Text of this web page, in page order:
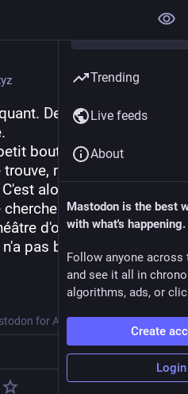
Des productions
bout qui lui manque
mais finit par
alors au tour du
ce qui le
d'objets et musique
pas besoin d'être à
for Android
Trending
Live feeds
About
Mastodon is the best
with what's happening.
Follow anyone across
and see it all in
algorithms, ads, or
Create
Login